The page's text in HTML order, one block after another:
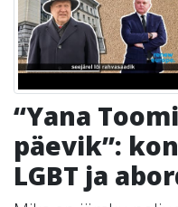
“Yana
päevik”:
LGBT ja